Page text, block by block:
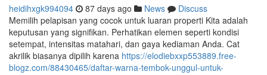
heidihxgk994094 87 days ago News
Discuss
Memilih pelapisan yang cocok untuk luaran properti Kita adalah
keputusan yang signifikan. Perhatikan elemen seperti kondisi
setempat, intensitas matahari, dan gaya kediaman Anda. Cat
akrilik biasanya dipilih karena https://elodiebxxp553889.free-
blogz.com/88430465/daftar-warna-tembok-unggul-untuk-